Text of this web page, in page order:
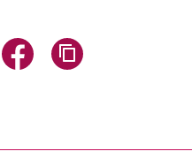
E-Mail teilen
über WhatsApp teilen
Seite über Facebook